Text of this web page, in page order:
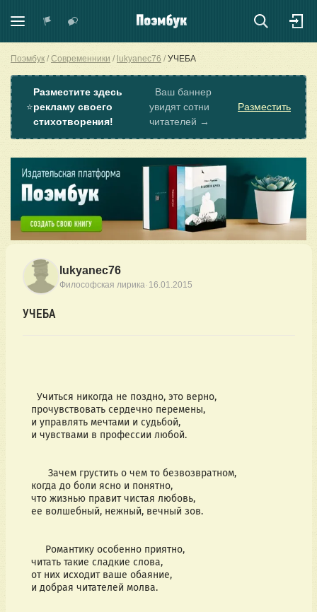
Поэмбук Современники lukyanec76 УЧЕБА
⭐
Разместите здесь
рекламу своего
стихотворения!
Ваш баннер
увидят сотни
читателей →
Разместить
lukyanec76
Философская лирика· 16.01.2015
УЧЕБА
Учиться никогда не поздно, это верно,
прочувствовать сердечно перемены,
и управлять мечтами и судьбой,
и чувствами в профессии любой.
Зачем грустить о чем то безвозвратном,
когда до боли ясно и понятно,
что жизнью правит чистая любовь,
ее волшебный, нежный, вечный зов.
Романтику особенно приятно,
читать такие сладкие слова,
от них исходит ваше обаяние,
и добрая читателей молва.